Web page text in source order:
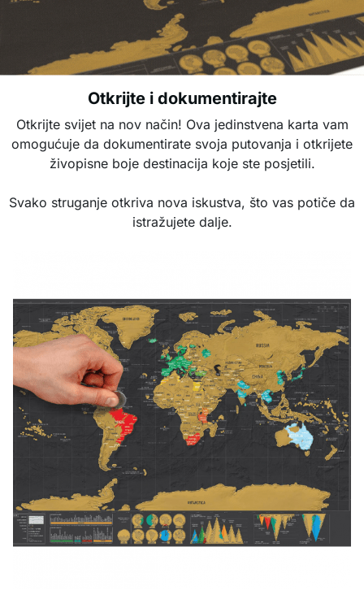
Otkrijte i dokumentirajte
Otkrijte svijet na nov način! Ova jedinstvena karta vam
omogućuje da dokumentirate svoja putovanja i otkrijete
živopisne boje destinacija koje ste posjetili.
Svako struganje otkriva nova iskustva, što vas potiče da
istražujete dalje.